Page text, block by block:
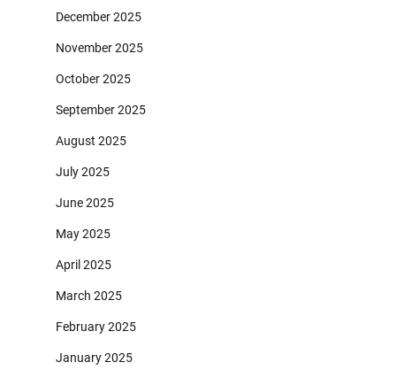
December 2025
November 2025
October 2025
September 2025
August 2025
July 2025
June 2025
May 2025
April 2025
March 2025
February 2025
January 2025